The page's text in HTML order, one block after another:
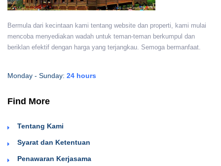
Bermula dari kecintaan kami tentang website dan properti, kami mulai
mencoba menyediakan wadah untuk teman-teman berkumpul dan
beriklan efektif dengan harga yang terjangkau. Semoga bermanfaat.
Monday - Sunday: 24 hours
Find More
Tentang Kami
Syarat dan Ketentuan
Penawaran Kerjasama